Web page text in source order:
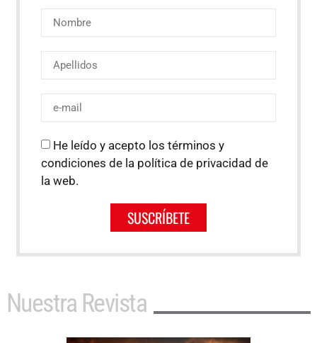
He leído y acepto los términos y
condiciones de la política de privacidad de
la web.
SUSCRÍBETE
Nuestra Revista